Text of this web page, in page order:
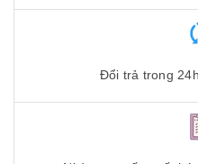
Đổi trả trong